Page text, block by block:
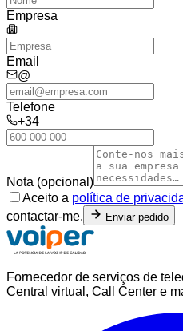
Empresa
Email
@
Telefone
+34
Nota (opcional)
Aceito a política de
contactar-me.
Enviar pedido
Fornecedor de serviços de
Central virtual, Call Center e